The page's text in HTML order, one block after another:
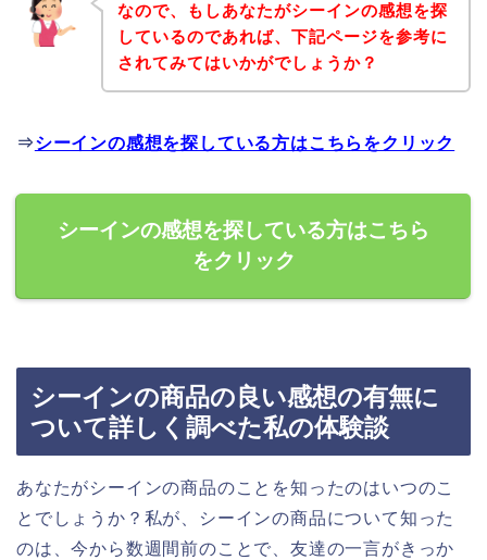
なので、もしあなたがシーインの感想を探
しているのであれば、下記ページを参考に
されてみてはいかがでしょうか？
⇒シーインの感想を探している方はこちらをクリック
シーインの感想を探している方はこちら
をクリック
シーインの商品の良い感想の有無に
ついて詳しく調べた私の体験談
あなたがシーインの商品のことを知ったのはいつのこ
とでしょうか？私が、シーインの商品について知った
のは、今から数週間前のことで、友達の一言がきっか